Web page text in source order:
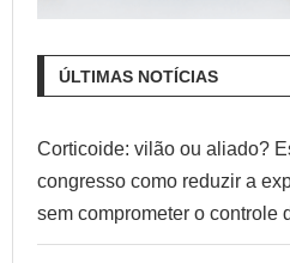
ÚLTIMAS NOTÍCIAS
Corticoide: vilão ou aliado?
congresso como reduzir a
sem comprometer o controle